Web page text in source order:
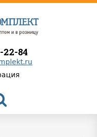
22-84